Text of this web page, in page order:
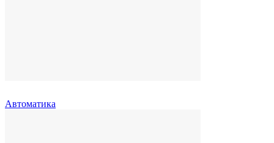
Автоматика